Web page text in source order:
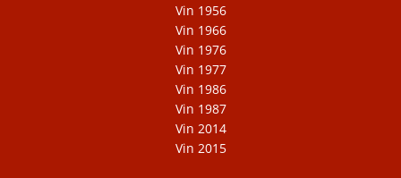
Vin 1956
Vin 1966
Vin 1976
Vin 1977
Vin 1986
Vin 1987
Vin 2014
Vin 2015